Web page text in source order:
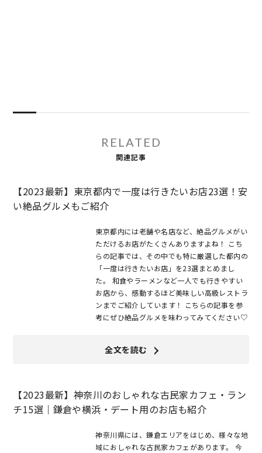
RELATED
関連記事
【2023最新】東京都内で一度は行きたいお店23選！安
い絶品グルメもご紹介
東京都内には老舗や名店など、絶品グルメがい
ただけるお店がたくさんありますよね！ こち
らの記事では、その中でも特に厳選した都内の
「一度は行きたいお店」を23選まとめまし
た。 和食やラーメンなど一人でも行きやすい
お店から、感動するほど美味しい高級レストラ
ンまでご紹介しています！ こちらの記事を参
考にぜひ絶品グルメを味わってみてください♡
全文を読む
【2023最新】神奈川のおしゃれな古民家カフェ・ラン
チ15選｜鎌倉や横浜・デート用のお店も紹介
神奈川県には、鎌倉エリアをはじめ、様々な地
域におしゃれな古民家カフェがあります。 今